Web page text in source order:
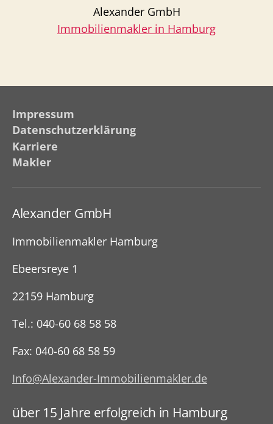
Alexander GmbH
Immobilienmakler in Hamburg
Impressum
Datenschutzerklärung
Karriere
Makler
Alexander GmbH
Immobilienmakler Hamburg
Ebeersreye 1
22159 Hamburg
Tel.: 040-60 68 58 58
Fax: 040-60 68 58 59
Info@Alexander-Immobilienmakler.de
über 15 Jahre erfolgreich in Hamburg